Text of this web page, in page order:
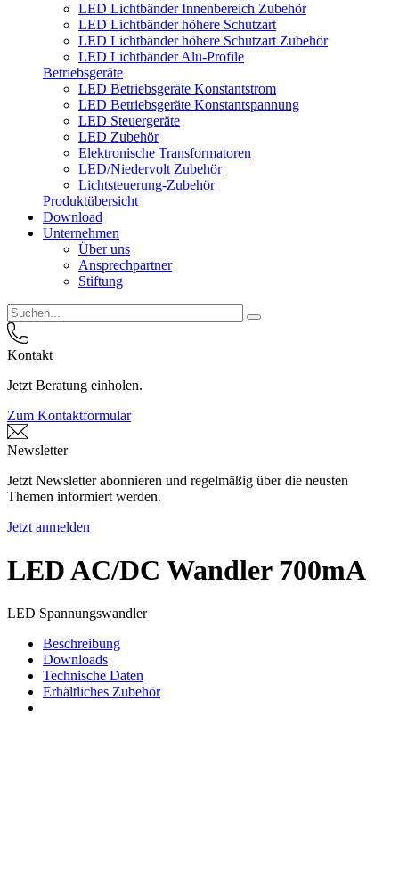
LED Lichtbänder Innenbereich Zubehör
LED Lichtbänder höhere Schutzart
LED Lichtbänder höhere Schutzart Zubehör
LED Lichtbänder Alu-Profile
Betriebsgeräte
LED Betriebsgeräte Konstantstrom
LED Betriebsgeräte Konstantspannung
LED Steuergeräte
LED Zubehör
Elektronische Transformatoren
LED/Niedervolt Zubehör
Lichtsteuerung-Zubehör
Produktübersicht
Download
Unternehmen
Über uns
Ansprechpartner
Stiftung
Kontakt
Jetzt Beratung einholen.
Zum Kontaktformular
Newsletter
Jetzt Newsletter abonnieren und regelmäßig über die neusten
Themen informiert werden.
Jetzt anmelden
LED AC/DC Wandler 700mA
LED Spannungswandler
Beschreibung
Downloads
Technische Daten
Erhältliches Zubehör